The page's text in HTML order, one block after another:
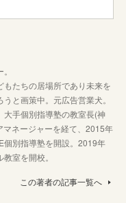
たちの居場所であり未来を
と画策中。元広告営業犬。
大手個別指導塾の教室長(神
ネージャーを経て、2015年
個別指導塾を開設。2019年
室を開校。
この著者の記事一覧へ